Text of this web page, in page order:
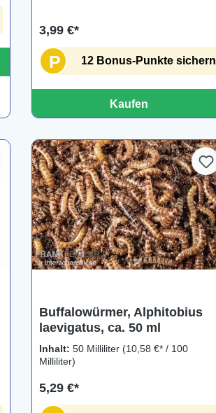
3,99 €*
P 12 Bonus-Punkte sichern
Kaufen
Buffalowürmer, Alphitobius
laevigatus, ca. 50 ml
Inhalt:50 Milliliter (10,58 €* / 100
Milliliter)
5,29 €*